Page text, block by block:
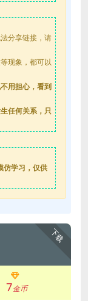
分享链接，请
现象，都可以
用担心，看到
任何关系，只
仿学习，仅供
下载
7金币